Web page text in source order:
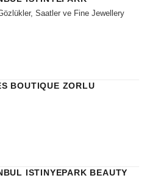
Saatler ve Fine Jewellery
BOUTIQUE ZORLU
ISTINYEPARK BEAUTY